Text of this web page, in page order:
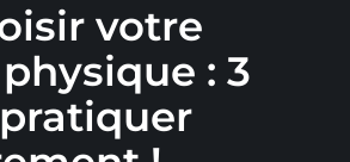
votre
: 3